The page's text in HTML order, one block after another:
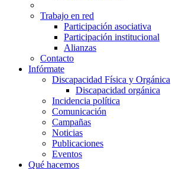
Trabajo en red
Participación asociativa
Participación institucional
Alianzas
Contacto
Infórmate
Discapacidad Física y Orgánica
Discapacidad orgánica
Incidencia política
Comunicación
Campañas
Noticias
Publicaciones
Eventos
Qué hacemos